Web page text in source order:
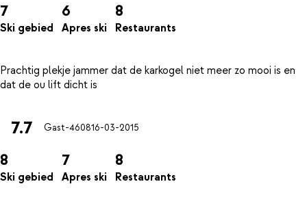
7
Ski gebied
6
Apres ski
8
Restaurants
Prachtig plekje jammer dat de karkogel niet meer zo mooi is en
7.7 Gast-460816-03-2015
8
Ski gebied
7
Apres ski
8
Restaurants